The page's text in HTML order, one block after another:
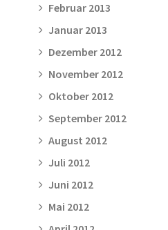
Februar 2013
Januar 2013
Dezember 2012
November 2012
Oktober 2012
September 2012
August 2012
Juli 2012
Juni 2012
Mai 2012